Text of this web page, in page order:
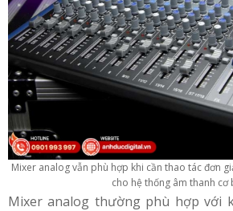
Mixer analog vẫn phù hợp khi cần thao tác đơn
cho hệ thống âm thanh cơ
Mixer analog thường phù hợp với